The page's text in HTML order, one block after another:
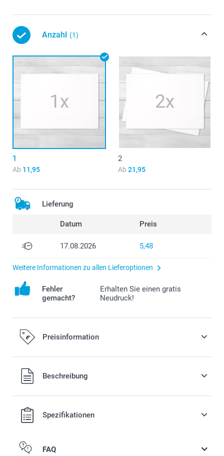
Anzahl (1)
1
Ab 11,95
2
Ab 21,95
Lieferung
Datum Preis
17.08.2026 5,48
Weitere Informationen zu allen Lieferoptionen
Fehler
gemacht?
Erhalten Sie einen gratis
Neudruck!
Preisinformation
Alle Preise verstehen sich in EURO (€) inkl. MwSt. und zzgl.
Versandkosten.Beschreibung
Spezifikationen
FAQ